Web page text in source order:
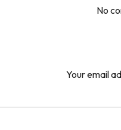
No
Your email